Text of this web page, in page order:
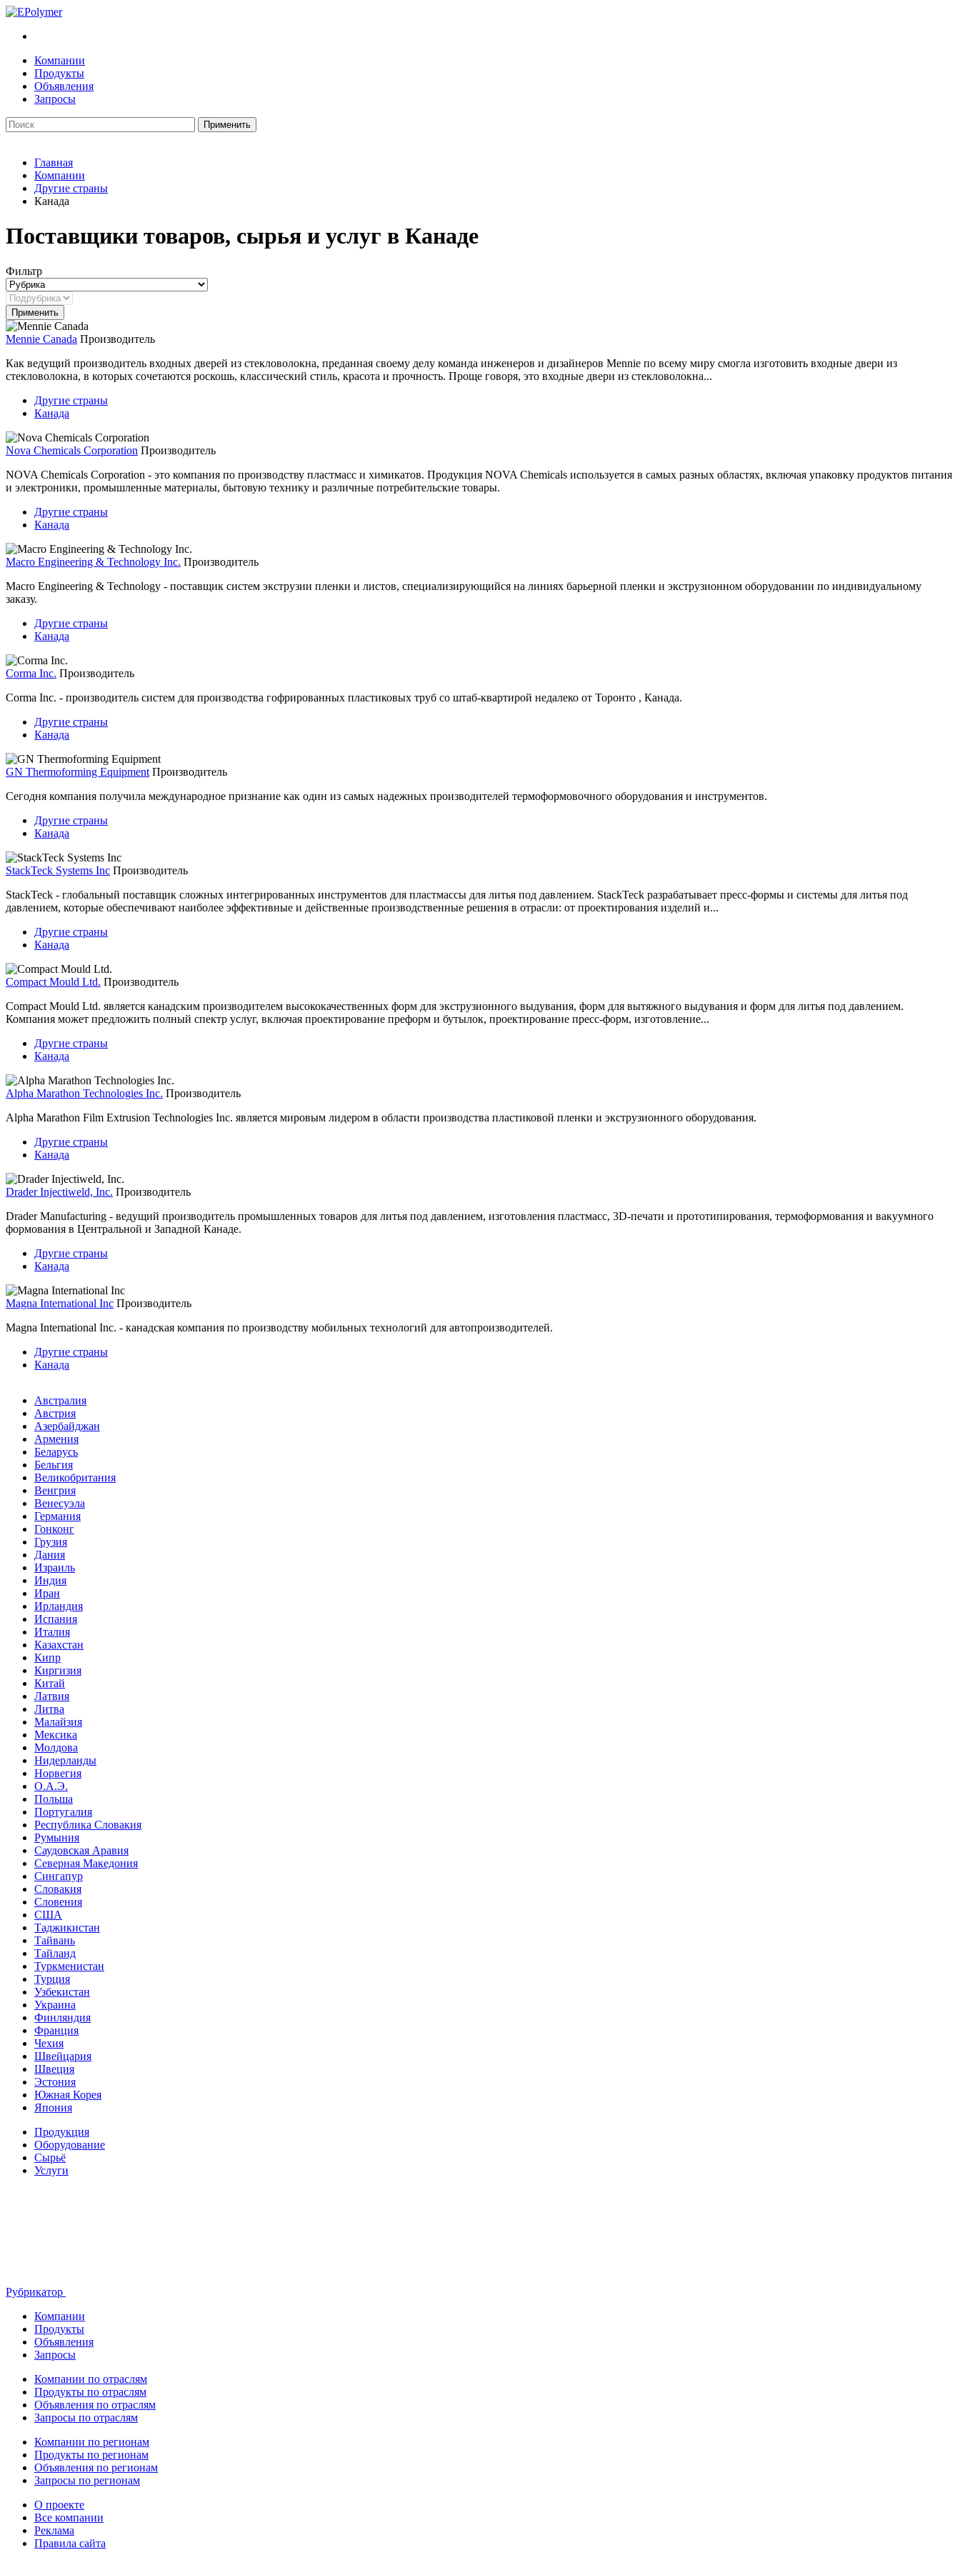
Компании
Продукты
Объявления
Запросы
Главная
Компании
Другие страны
Канада
Поставщики товаров, сырья и услуг в Канаде
Фильтр
Mennie Canada Производитель
Как ведущий производитель входных дверей из стекловолокна, преданная своему делу команда инженеров и дизайнеров Mennie по всему миру смогла изготовить входные двери из
стекловолокна, в которых сочетаются роскошь, классический стиль, красота и прочность. Проще говоря, это входные двери из стекловолокна...
Другие страны
Канада
Nova Chemicals Corporation Производитель
NOVA Chemicals Corporation - это компания по производству пластмасс и химикатов. Продукция NOVA Chemicals используется в самых разных областях, включая упаковку продуктов питания
и электроники, промышленные материалы, бытовую технику и различные потребительские товары.
Другие страны
Канада
Macro Engineering & Technology Inc. Производитель
Macro Engineering & Technology - поставщик систем экструзии пленки и листов, специализирующийся на линиях барьерной пленки и экструзионном оборудовании по индивидуальному
заказу.
Другие страны
Канада
Corma Inc. Производитель
Corma Inc. - производитель систем для производства гофрированных пластиковых труб со штаб-квартирой недалеко от Торонто , Канада.
Другие страны
Канада
GN Thermoforming Equipment Производитель
Сегодня компания получила международное признание как один из самых надежных производителей термоформовочного оборудования и инструментов.
Другие страны
Канада
StackTeck Systems Inc Производитель
StackTeck - глобальный поставщик сложных интегрированных инструментов для пластмассы для литья под давлением. StackTeck разрабатывает пресс-формы и системы для литья под
давлением, которые обеспечивают наиболее эффективные и действенные производственные решения в отрасли: от проектирования изделий и...
Другие страны
Канада
Compact Mould Ltd. Производитель
Compact Mould Ltd. является канадским производителем высококачественных форм для экструзионного выдувания, форм для вытяжного выдувания и форм для литья под давлением.
Компания может предложить полный спектр услуг, включая проектирование преформ и бутылок, проектирование пресс-форм, изготовление...
Другие страны
Канада
Alpha Marathon Technologies Inc. Производитель
Alpha Marathon Film Extrusion Technologies Inc. является мировым лидером в области производства пластиковой пленки и экструзионного оборудования.
Другие страны
Канада
Drader Injectiweld, Inc. Производитель
Drader Manufacturing - ведущий производитель промышленных товаров для литья под давлением, изготовления пластмасс, 3D-печати и прототипирования, термоформования и вакуумного
формования в Центральной и Западной Канаде.
Другие страны
Канада
Magna International Inc Производитель
Magna International Inc. - канадская компания по производству мобильных технологий для автопроизводителей.
Другие страны
Канада
Австралия
Австрия
Азербайджан
Армения
Беларусь
Бельгия
Великобритания
Венгрия
Венесуэла
Германия
Гонконг
Грузия
Дания
Израиль
Индия
Иран
Ирландия
Испания
Италия
Казахстан
Кипр
Киргизия
Китай
Латвия
Литва
Малайзия
Мексика
Молдова
Нидерланды
Норвегия
О.А.Э.
Польша
Португалия
Республика Словакия
Румыния
Саудовская Аравия
Северная Македония
Сингапур
Словакия
Словения
США
Таджикистан
Тайвань
Тайланд
Туркменистан
Турция
Узбекистан
Украина
Финляндия
Франция
Чехия
Швейцария
Швеция
Эстония
Южная Корея
Япония
Продукция
Оборудование
Сырьё
Услуги
Рубрикатор
Компании
Продукты
Объявления
Запросы
Компании по отраслям
Продукты по отраслям
Объявления по отраслям
Запросы по отраслям
Компании по регионам
Продукты по регионам
Объявления по регионам
Запросы по регионам
О проекте
Все компании
Реклама
Правила сайта